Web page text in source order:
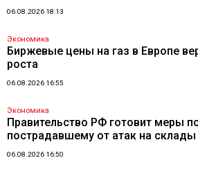
06.08.2026 18:13
Экономика
Биржевые цены на газ в Европе
роста
06.08.2026 16:55
Экономика
Правительство РФ готовит меры
пострадавшему от атак на склады
06.08.2026 16:50